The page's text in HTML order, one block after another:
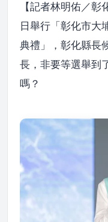
【記者林明佑／
日舉行「彰化市大
典禮」，彰化縣長
長，非要等選舉到
嗎？